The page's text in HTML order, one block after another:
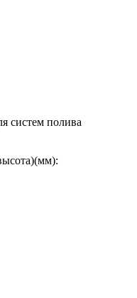
систем полива